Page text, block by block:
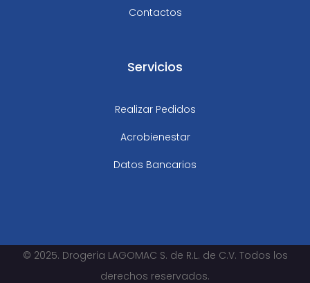
Contactos
Servicios
Realizar Pedidos
Acrobienestar
Datos Bancarios
© 2025. Drogeria LAGOMAC S. de R.L. de C.V. Todos los
derechos reservados.